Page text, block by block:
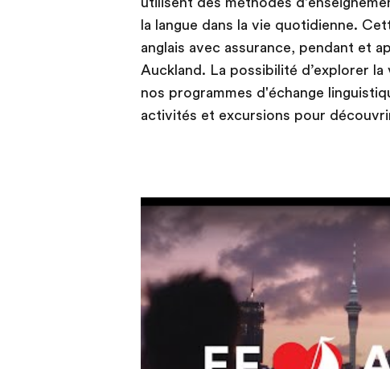
la langue dans la vie quotidienne.
anglais avec assurance, pendant et
Auckland. La possibilité d’explorer
nos programmes d'échange
activités et excursions pour
Play